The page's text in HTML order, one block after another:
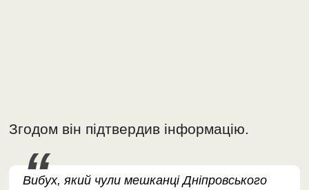
Згодом він підтвердив інформацію.
Вибух, який чули мешканці Дніпровського